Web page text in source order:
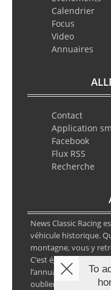
Calendrier
Focus
Video
Annuaires
Contact
Application
Facebook
Flux RSS
Recherche
News Classic Racing
véhicule historique.
montagne, vous y
C’est également le
l’annuaire des
oublier les petites
To